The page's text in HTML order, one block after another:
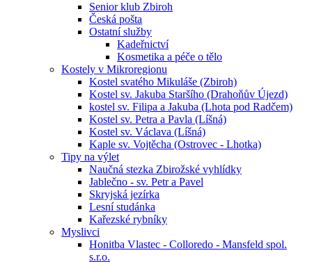
Senior klub Zbiroh
Česká pošta
Ostatní služby
Kadeřnictví
Kosmetika a péče o tělo
Kostely v Mikroregionu
Kostel svatého Mikuláše (Zbiroh)
Kostel sv. Jakuba Staršího (Drahoňův Újezd)
kostel sv. Filipa a Jakuba (Lhota pod Radčem)
Kostel sv. Petra a Pavla (Líšná)
Kostel sv. Václava (Líšná)
Kaple sv. Vojtěcha (Ostrovec - Lhotka)
Tipy na výlet
Naučná stezka Zbirožské vyhlídky
Jablečno - sv. Petr a Pavel
Skryjská jezírka
Lesní studánka
Kařezské rybníky
Myslivci
Honitba Vlastec - Colloredo - Mansfeld spol.
s.r.o.